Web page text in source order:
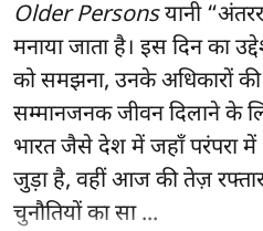
Older Personsयानी
मनाया जाता है। इस दिन का
को समझना, उनके अधिकारों की
सम्मानजनक जीवन दिलाने के
भारत जैसे देश में जहाँ परंपरा में
जुड़ा है, वहीं आज की तेज़
चुनौतियों का सा ...